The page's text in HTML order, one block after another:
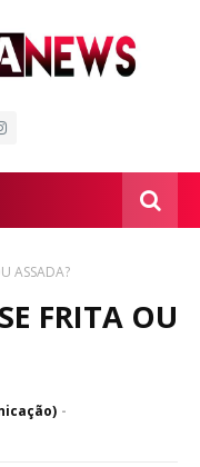
ASSADA?
FRITA OU